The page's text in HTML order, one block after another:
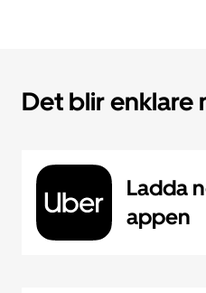
Det blir enklare
Ladda
appen